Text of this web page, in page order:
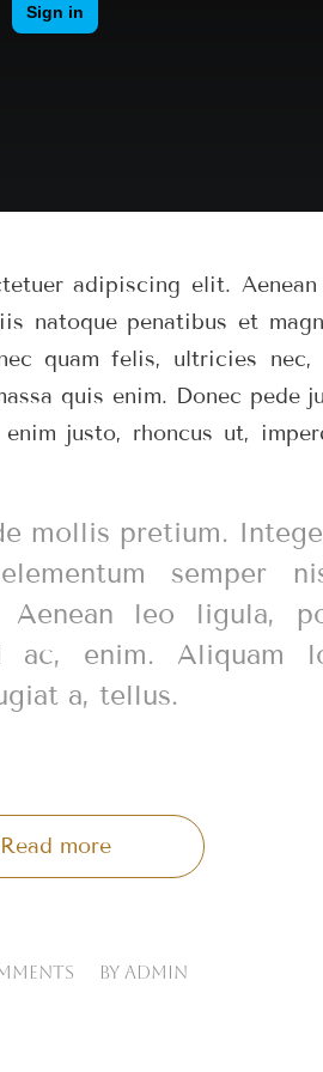
adipiscing elit.
natoque penatibus et
quam felis, ultricies nec,
quis enim. Donec pede
justo, rhoncus ut,
mollis pretium.
semper
Aenean leo ligula,
ac, enim. Aliquam
a, tellus.
Read more
/ BY ADMIN